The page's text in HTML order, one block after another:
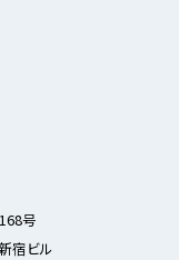
号
宿ビル